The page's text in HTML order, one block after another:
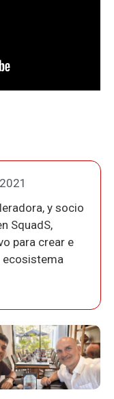
y socio
SquadS,
para crear e
ecosistema